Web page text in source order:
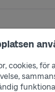
cookies, för